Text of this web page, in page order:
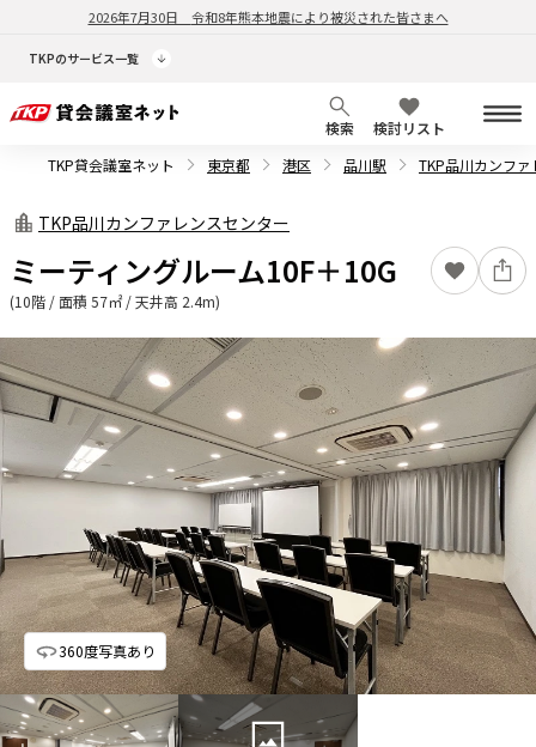
2026年7月30日 令和8年熊本地震により被災された皆さまへ
TKPのサービス一覧
検索
検討リスト
TKP貸会議室ネット
東京都 港区 品川駅 TKP品川カンフ
TKP品川カンファレンスセンター
ミーティングルーム10F＋10G
(10階 / 面積 57㎡ / 天井高 2.4m)
360度写真あり